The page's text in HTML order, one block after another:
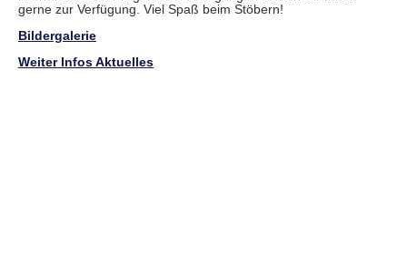
gerne zur Verfügung. Viel Spaß beim Stöbern!
Bildergalerie
Weiter Infos Aktuelles